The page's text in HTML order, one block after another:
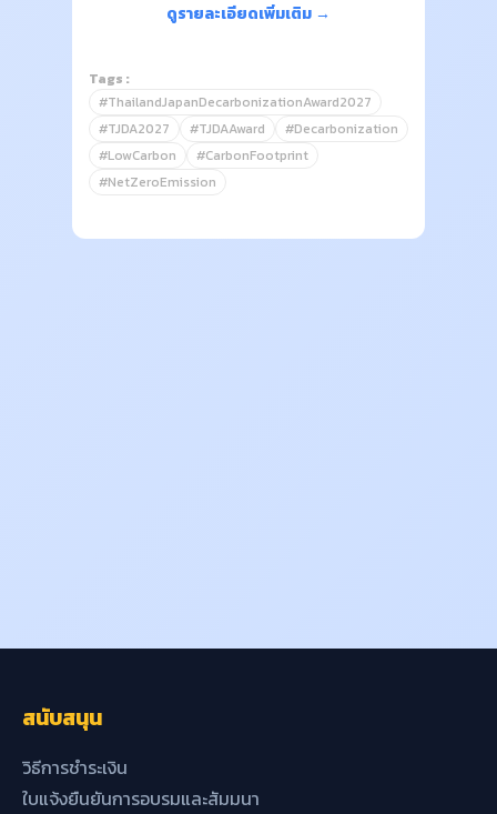
ดูรายละเอียดเพิ่มเติม →
Tags :
#ThailandJapanDecarbonizationAward2027
#TJDA2027
#TJDAAward
#Decarbonization
#LowCarbon
#CarbonFootprint
#NetZeroEmission
สนับสนุน
วิธีการชำระเงิน
ใบแจ้งยืนยันการอบรมและสัมมนา